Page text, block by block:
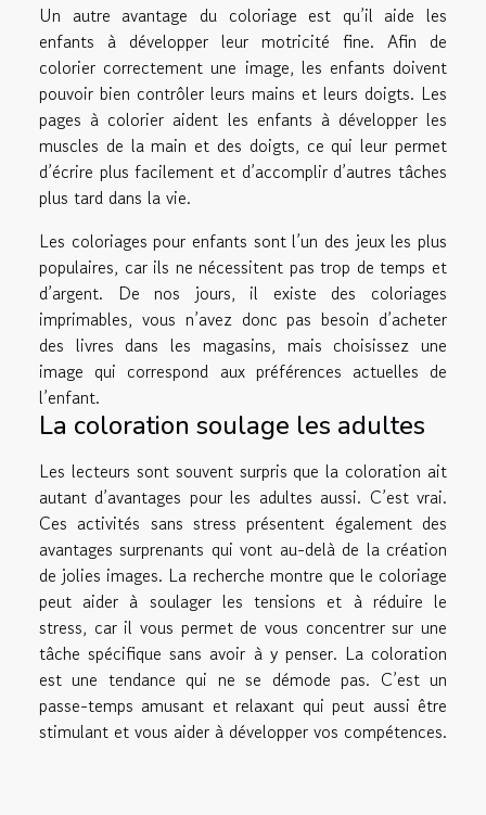
Un autre avantage du coloriage est qu’il aide les
enfants à développer leur motricité fine. Afin de
colorier correctement une image, les enfants doivent
pouvoir bien contrôler leurs mains et leurs doigts. Les
pages à colorier aident les enfants à développer les
muscles de la main et des doigts, ce qui leur permet
d’écrire plus facilement et d’accomplir d’autres tâches
plus tard dans la vie.
Les coloriages pour enfants sont l’un des jeux les plus
populaires, car ils ne nécessitent pas trop de temps et
d’argent. De nos jours, il existe des coloriages
imprimables, vous n’avez donc pas besoin d’acheter
des livres dans les magasins, mais choisissez une
image qui correspond aux préférences actuelles de
l’enfant.
La coloration soulage les adultes
Les lecteurs sont souvent surpris que la coloration ait
autant d’avantages pour les adultes aussi. C’est vrai.
Ces activités sans stress présentent également des
avantages surprenants qui vont au-delà de la création
de jolies images. La recherche montre que le coloriage
peut aider à soulager les tensions et à réduire le
stress, car il vous permet de vous concentrer sur une
tâche spécifique sans avoir à y penser. La coloration
est une tendance qui ne se démode pas. C’est un
passe-temps amusant et relaxant qui peut aussi être
stimulant et vous aider à développer vos compétences.